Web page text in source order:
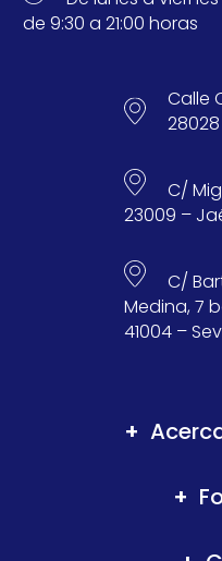
de 9:30 a 21:00 horas
Calle
C/
23009 –
C/
Medina, 7
41004 –